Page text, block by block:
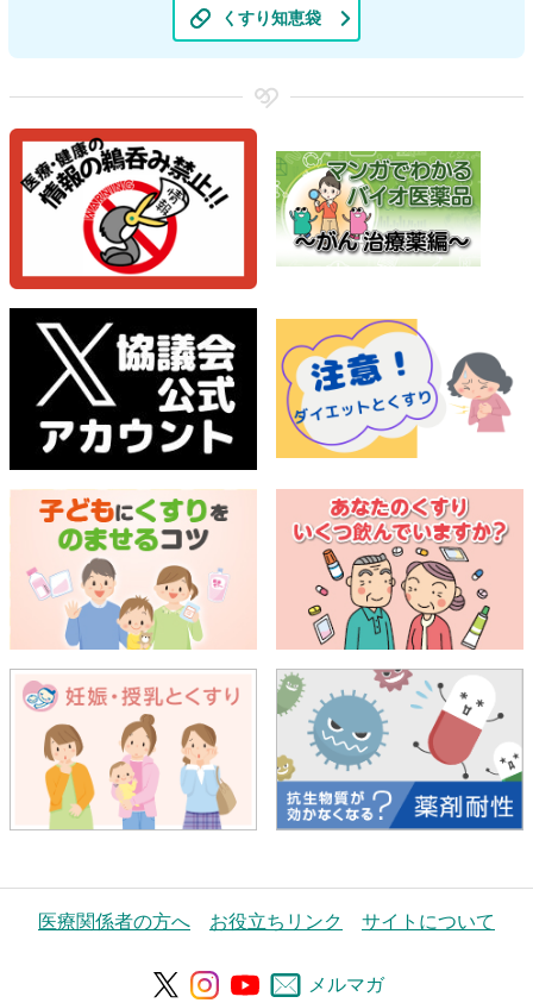
くすり知恵袋
医療関係者の方へ お役立ちリンク サイトについて
メルマガ